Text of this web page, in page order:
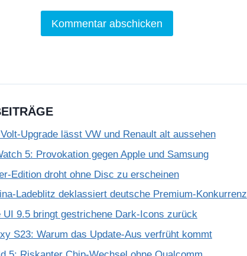
Upgrade lässt VW und Renault alt aussehen
5: Provokation gegen Apple und Samsung
Edition droht ohne Disc zu erscheinen
Ladeblitz deklassiert deutsche Premium-Konkurrenz
UI 9.5 bringt gestrichene Dark-Icons zurück
S23: Warum das Update-Aus verfrüht kommt